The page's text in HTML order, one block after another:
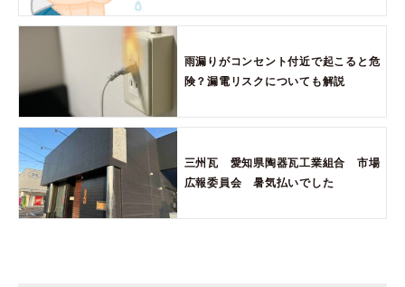
雨漏りがコンセント付近で起こると危
険？漏電リスクについても解説
三州瓦 愛知県陶器瓦工業組合 市場
広報委員会 暑気払いでした